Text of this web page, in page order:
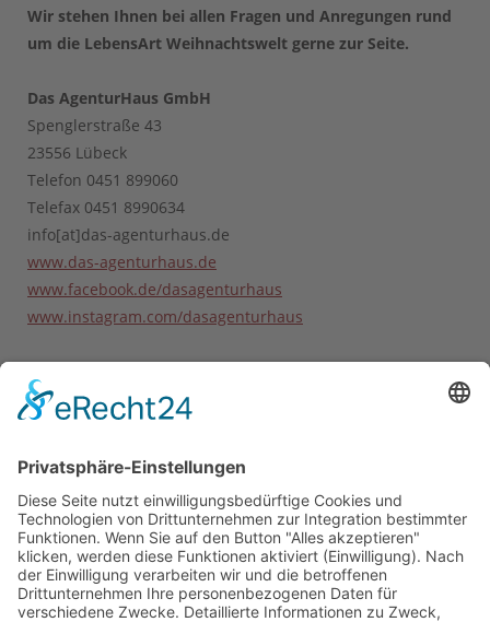
Wir stehen Ihnen bei allen Fragen und Anregungen rund
um die LebensArt Weihnachtswelt gerne zur Seite.
Das AgenturHaus GmbH
Spenglerstraße 43
23556 Lübeck
Telefon 0451 899060
Telefax 0451 8990634
info[at]das-agenturhaus.de
www.das-agenturhaus.de
www.facebook.de/dasagenturhaus
www.instagram.com/dasagenturhaus
© 2026 Das AgenturHaus GmbH .